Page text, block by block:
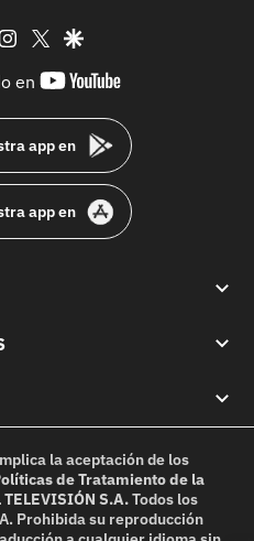
instagram
twittergoogle
en
youtube-
app en
app en
la aceptación de los
de Tratamiento de la
TELEVISIÓN S.A.Todos los
Prohibida su reproducción